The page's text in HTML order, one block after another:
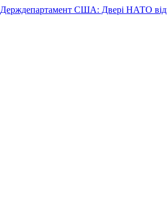
Держдепартамент США: Двері НАТО